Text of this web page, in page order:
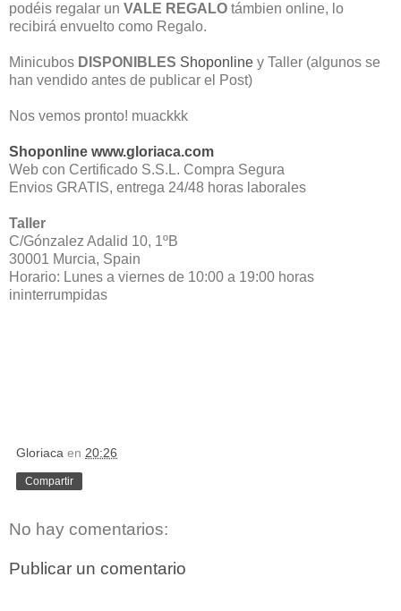
podéis regalar un VALE REGALO támbien online, lo
recibirá envuelto como Regalo.
Minicubos DISPONIBLES Shoponline y Taller (algunos se
han vendido antes de publicar el Post)
Nos vemos pronto! muackkk
Shoponline www.gloriaca.com
Web con Certificado S.S.L. Compra Segura
Envios GRATIS, entrega 24/48 horas laborales
Taller
C/Gónzalez Adalid 10, 1ºB
30001 Murcia, Spain
Horario: Lunes a viernes de 10:00 a 19:00 horas
ininterrumpidas
Gloriaca en 20:26
Compartir
No hay comentarios:
Publicar un comentario